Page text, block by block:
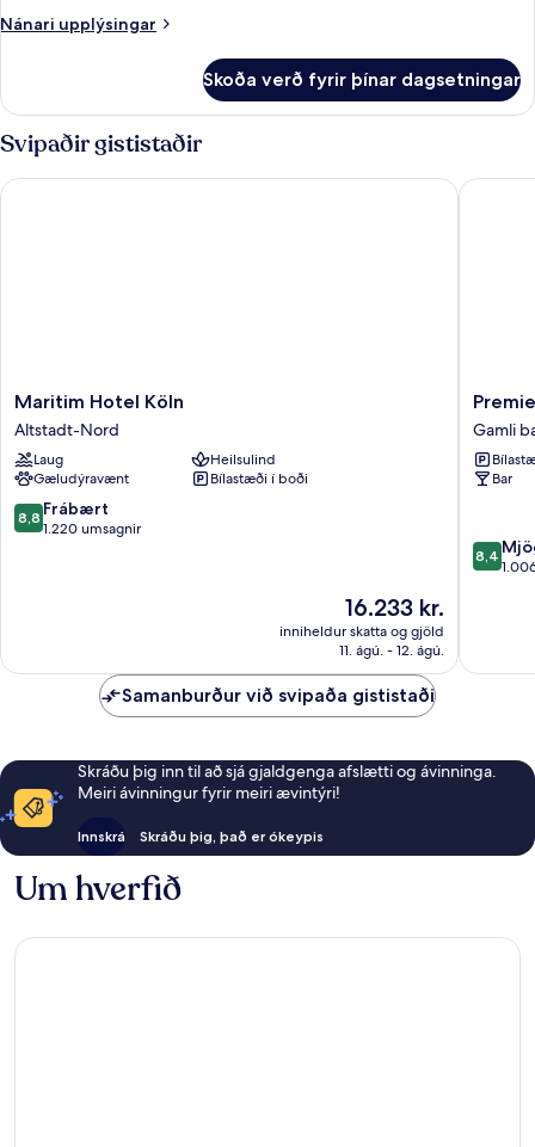
Nánari upplýsingar
Nánari
herbergi
(View)
Skoða verð fyrir þínar dagsetningar
Svipaðir gististaðir
Maritim
Hotel
Köln
Altstadt-
Nord
Maritim Hotel Köln
Altstadt-Nord
Laug
Heilsulind
Gæludýravænt
Bílastæði í boði
8.8
af
8,8 Frábært
1.220 umsagnir
Verðið
er
16.233 kr.
16.233 kr.
inniheldur skatta og gjöld
11. ágú. - 12. ágú.
Maritim Hotel Köln
Premier
Inn
Köln
City
Süd
í
Cologne
Gamli
Bar
8.4
af
8,4
Premier
Samanburður við svipaða gististaði
Skráðu þig inn til að sjá gjaldgenga afslætti og ávinninga.
Meiri ávinningur fyrir meiri ævintýri!
Innskrá Skráðu þig, það er ókeypis
Um hverfið